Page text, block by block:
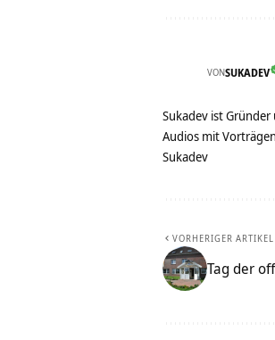
VONSUKADEV
Sukadev ist
Audios mit
Sukadev
VORHERIGER ARTIKEL
Tag der